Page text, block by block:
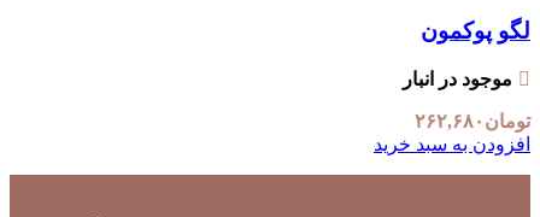
لگو پوکمون
موجود در انبار
تومان۲۶۲,۶۸۰
افزودن به سبد خرید